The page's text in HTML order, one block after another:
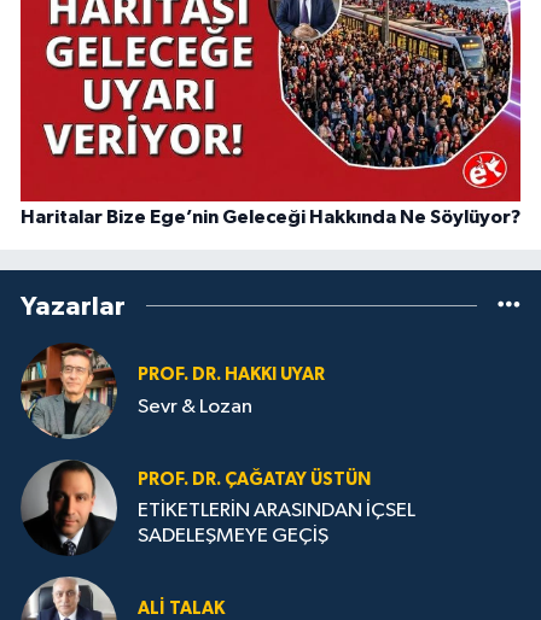
Haritalar Bize Ege’nin Geleceği Hakkında Ne Söylüyor?
Yazarlar
PROF. DR. HAKKI UYAR
Sevr & Lozan
PROF. DR. ÇAĞATAY ÜSTÜN
ETİKETLERİN ARASINDAN İÇSEL
SADELEŞMEYE GEÇİŞ
ALI TALAK